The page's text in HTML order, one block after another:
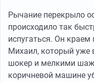
Рычание перекрыло
происходило так
испугаться. Он краем
Михаил, который уже
шокер и мелкими
коричневой машине